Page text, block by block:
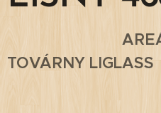
AREÁL
TOVÁRNY LIGLASS